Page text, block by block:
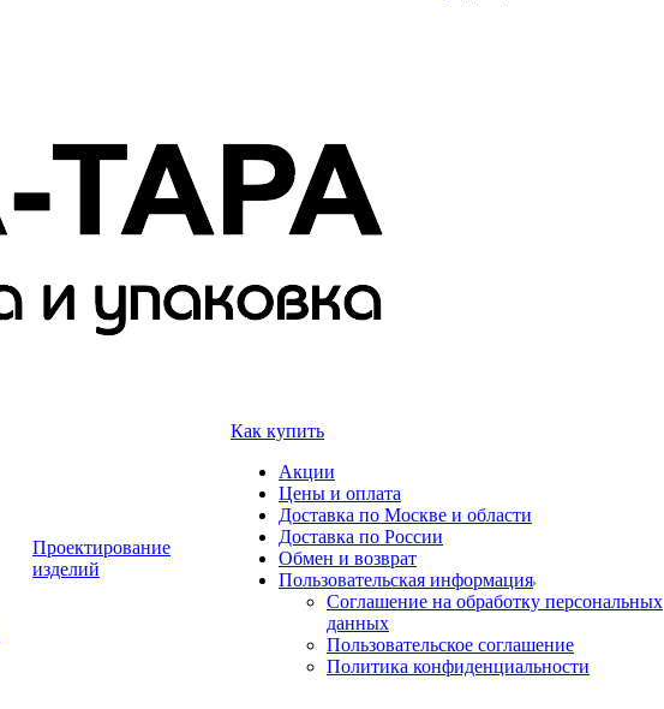
Проектирование
изделий
Как купить
Акции
Цены и оплата
Доставка по Москве и области
Доставка по России
Обмен и возврат
Пользовательская информация
Соглашение на обработку персональных
данных
Пользовательское соглашение
Политика конфиденциальности